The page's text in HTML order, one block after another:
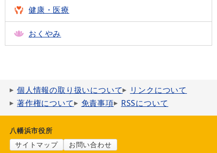
健康・医療
おくやみ
個人情報の取り扱いについて
リンクについて
著作権について
免責事項 RSSについて
八幡浜市役所
サイトマップ
お問い合わせ